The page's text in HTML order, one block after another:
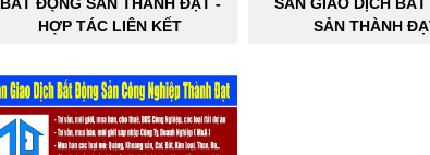
HỢP TÁC LIÊN KẾT
SẢN THÀNH